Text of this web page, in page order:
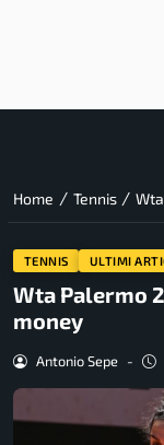
Home / Tennis /
TENNIS ULTIMI
Wta Palermo
money
Antonio Sepe -